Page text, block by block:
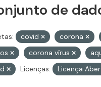
de
covid corona
corona vírus
Licenças: Licença